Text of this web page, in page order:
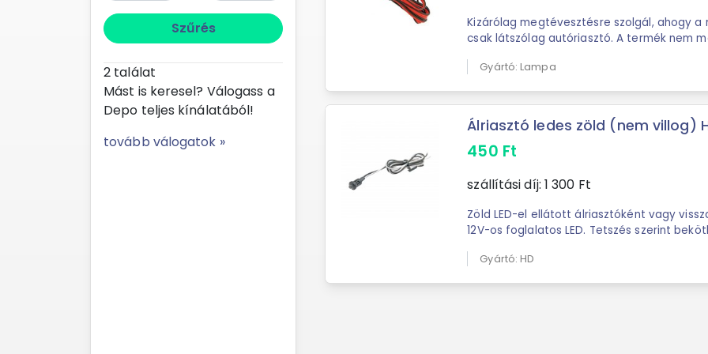
Szűrés
2 találat
Mást is keresel? Válogass a
Depo teljes kínálatából!
tovább válogatok »
Kizárólag megtévesztésre szolgál, ahogy a
csak látszólag autóriasztó. A termék nem
Gyártó: Lampa
Álriasztó ledes zöld (nem villog)
450 Ft
szállítási díj: 1 300 Ft
Zöld LED-el ellátott álriasztóként vagy
12V-os foglalatos LED. Tetszés szerint
Gyártó: HD